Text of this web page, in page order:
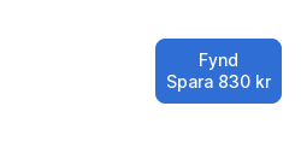
Fynd
Spara 830 kr